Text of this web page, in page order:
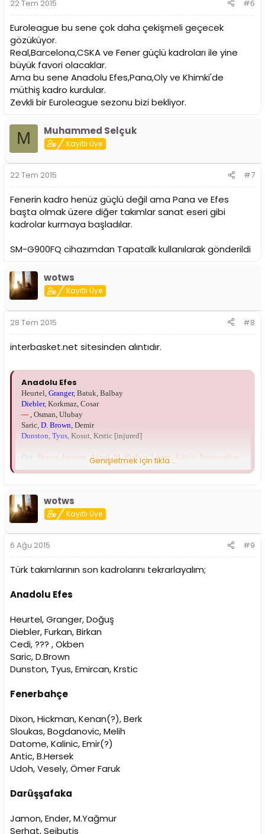
22 Tem 2015 #6
Euroleague bu sene çok daha çekişmeli geçecek
gözüküyor.
Real,Barcelona,CSKA ve Fener güçlü kadroları ile yine
büyük favori olacaklar.
Ama bu sene Anadolu Efes,Pana,Oly ve Khimki'de
müthiş kadro kurdular.
Zevkli bir Euroleague sezonu bizi bekliyor.
M Muhammed Selçuk
Kayıtlı Üye
22 Tem 2015 #7
Fenerin kadro henüz güçlü değil ama Pana ve Efes
başta olmak üzere diğer takımlar sanat eseri gibi
kadrolar kurmaya başladılar.
SM-G900FQ cihazımdan Tapatalk kullanılarak gönderildi
wotws
Kayıtlı Üye
28 Tem 2015 #8
interbasket.net sitesinden alıntıdır.
Anadolu Efes
Heurtel, Granger, Batuk, Balbay
Diebler, Korkmaz, Cosar
--- , Osman, Ulubay
Saric, D. Brown, Demir
Dunston, Tyus, Kosut, Krstic [injured]
Out: Draper, Janning Akyol, M. Bjelica,Lasme Kilicli Perperoglou
Arroyo , Satoransky
Ribas
, Oleson, Navarro
Perperoglou, Abrines, Eriksson
Doellman,Samuels,Vezenkov
Tomic,S. Lawal
Bayern Munich
Djedovic, Gavel
Taylor, Zipser
Savanovic,
Thompson
Bryant, Seiferth, Mayr
Out:Staiger,Idbihi,Benzing ,Jagla,Stimac
Brose Baskets Bamberg
Wanamaker, Strelnieks
Zisis,Staiger, Tadda,Muller
Miller,Heckmann
Melli, Harris, Theis
Olaseni,Idbihi
Cedevita Zagreb
Pilepic, Babic
Tomas, Mazalin, Vucic
Genişletmek için tıkla ...
wotws
Kayıtlı Üye
6 Ağu 2015 #9
Türk takımlarının son kadrolarını tekrarlayalım;
Anadolu Efes
Heurtel, Granger, Doğuş
Diebler, Furkan, Birkan
Cedi, ??? , Okben
Saric, D.Brown
Dunston, Tyus, Emircan, Krstic
Fenerbahçe
Dixon, Hickman, Kenan(?), Berk
Sloukas, Bogdanovic, Melih
Datome, Kalinic, Emir(?)
Antic, B.Hersek
Udoh, Vesely, Ömer Faruk
Darüşşafaka
Jamon, Ender, M.Yağmur
Serhat, Seibutis